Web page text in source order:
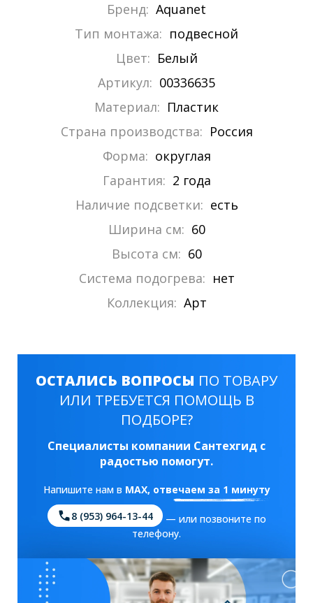
Бренд: Aquanet
Тип монтажа: подвесной
Цвет: Белый
Артикул: 00336635
Материал: Пластик
Страна производства: Россия
Форма: округлая
Гарантия: 2 года
Наличие подсветки: есть
Ширина см: 60
Высота см: 60
Система подогрева: нет
Коллекция: Арт
ОСТАЛИСЬ ВОПРОСЫ ПО ТОВАРУ
ИЛИ ТРЕБУЕТСЯ ПОМОЩЬ В
ПОДБОРЕ?
Специалисты компании Сантехгид с
радостью помогут.
Напишите нам в MAX, отвечаем за 1 минуту
8 (953) 964-13-44
— или позвоните по
телефону.